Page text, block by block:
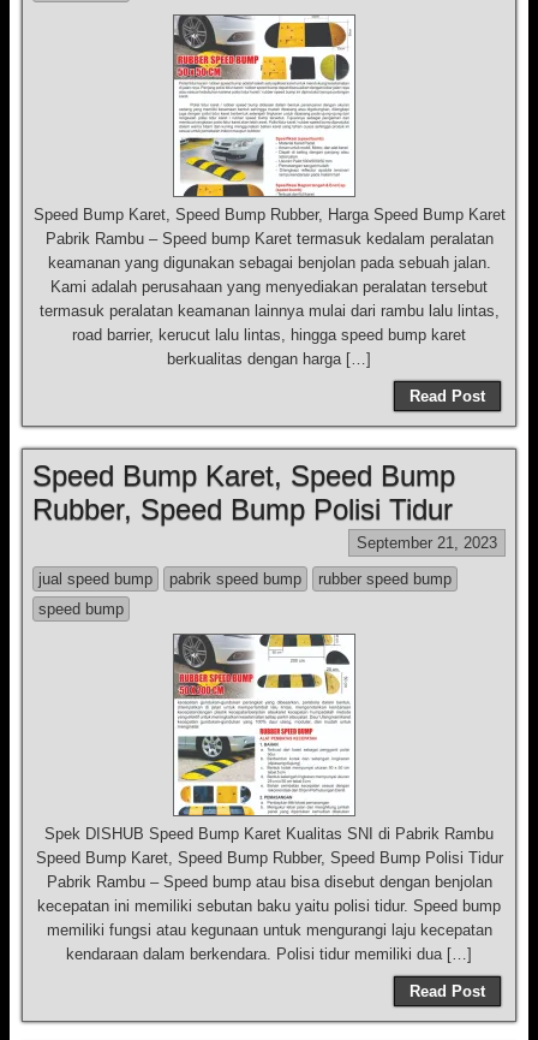
Speed Bump Karet, Speed Bump Rubber, Harga Speed Bump Karet
Pabrik Rambu – Speed bump Karet termasuk kedalam peralatan
keamanan yang digunakan sebagai benjolan pada sebuah jalan.
Kami adalah perusahaan yang menyediakan peralatan tersebut
termasuk peralatan keamanan lainnya mulai dari rambu lalu lintas,
road barrier, kerucut lalu lintas, hingga speed bump karet
berkualitas dengan harga […]
Read Post
Speed Bump Karet, Speed Bump
Rubber, Speed Bump Polisi Tidur
September 21, 2023
jual speed bump
pabrik speed bump
rubber speed bump
speed bump
Spek DISHUB Speed Bump Karet Kualitas SNI di Pabrik Rambu
Speed Bump Karet, Speed Bump Rubber, Speed Bump Polisi Tidur
Pabrik Rambu – Speed bump atau bisa disebut dengan benjolan
kecepatan ini memiliki sebutan baku yaitu polisi tidur. Speed bump
memiliki fungsi atau kegunaan untuk mengurangi laju kecepatan
kendaraan dalam berkendara. Polisi tidur memiliki dua […]
Read Post